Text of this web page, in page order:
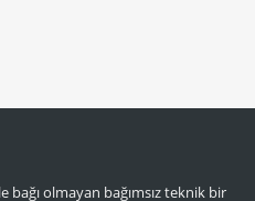
olmayan bağımsız teknik bir